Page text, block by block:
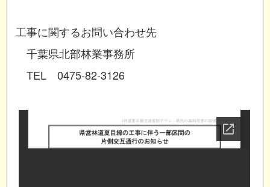
工事に関するお問い合わせ先
千葉県北部林業事務所
TEL 0475-82-3126